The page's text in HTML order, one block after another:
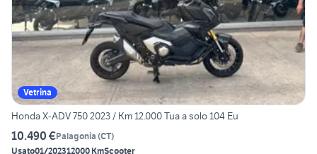
Vetrina
Honda X-ADV 750 2023 / Km 12.000 Tua a solo 104 Eu
10.490 €Palagonia (CT)
Usato01/202312000 KmScooter